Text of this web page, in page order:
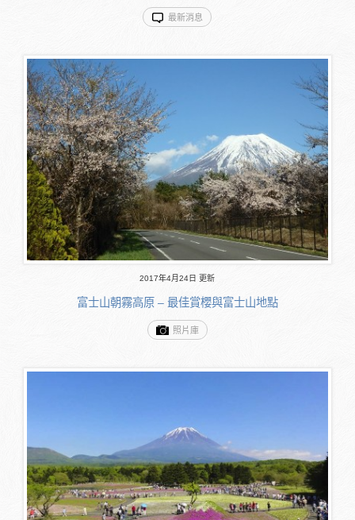
最新消息
2017年4月24日 更新
富士山朝霧高原 – 最佳賞櫻與富士山地點
照片庫